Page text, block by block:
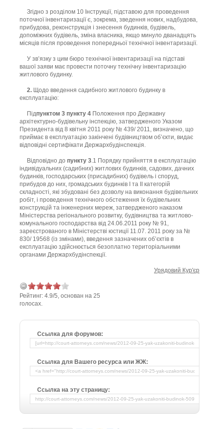
Згідно з розділом 10 Інструкції, підставою для проведення
поточної інвентаризації є, зокрема, зведення нових, надбудова,
прибудова, реконструкція і знесення будинків, будівель,
допоміжних будівель, зміна власника, якщо минуло дванадцять
місяців після проведення попередньої технічної інвентаризації.
У зв’язку з цим бюро технічної інвентаризації на підставі
вашої заяви має провести поточну технічну інвентаризацію
житлового будинку.
2. Щодо введення садибного житлового будинку в
експлуатацію:
Підпунктом 3 пункту 4 Положення про Державну
архітектурно-будівельну інспекцію, затвердженого Указом
Президента від 8 квітня 2011 року № 439/ 2011, визначено, що
приймає в експлуатацію закінчені будівництвом об’єкти, видає
відповідні сертифікати Держархбудінспекція.
Відповідно до пункту 3.1 Порядку прийняття в експлуатацію
індивідуальних (садибних) житлових будинків, садових, дачних
будинків, господарських (присадибних) будівель і споруд,
прибудов до них, громадських будинків І та II категорій
складності, які збудовані без дозволу на виконання будівельних
робіт, і проведення технічного обстеження їх будівельних
конструкцій та інженерних мереж, затвердженого наказом
Міністерства регіонального розвитку, будівництва та житлово-
комунального господарства від 24.06.2011 року № 91,
зареєстрованого в Міністерстві юстиції 11.07. 2011 року за №
830/ 19568 (із змінами), введення зазначених об’єктів в
експлуатацію здійснюється безоплатно територіальними
органами Держархбудінспекції.
Урядовий Кур'єр
Рейтинг: 4.9/5, основан на 25
голосах.
Ссылка для форумов:
Ссылка для Вашего ресурса или ЖЖ:
Ссылка на эту страницу: